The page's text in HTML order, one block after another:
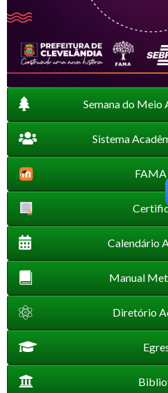
Semana do Meio
Sistema
Calendário
Manual
Diretório